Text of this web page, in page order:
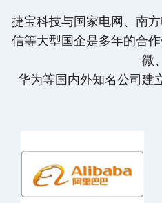
捷宝科技与国家电网、南
信等大型国企是多年的合
微、
华为等国内外知名公司建